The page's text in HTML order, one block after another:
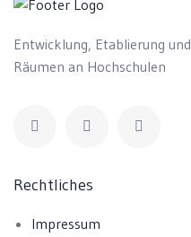
Entwicklung, Etablierung
Räumen an Hochschulen
Rechtliches
Impressum